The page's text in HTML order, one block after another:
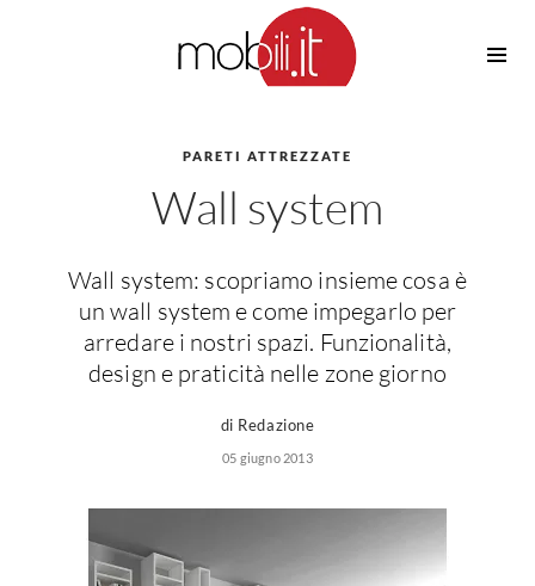
Cucine Design
Cucine Moderne
Cucine Country
Cucine Monoblocco
Consigli Cucine
Attrezzature Interne
Piani cottura
Cappe
Casette in Legno
Ombrelloni
Pergole
Giardinaggio
PARETI ATTREZZATE
Wall system
Wall system: scopriamo insieme cosa è
un wall system e come impegarlo per
arredare i nostri spazi. Funzionalità,
design e praticità nelle zone giorno
di Redazione
05 giugno 2013